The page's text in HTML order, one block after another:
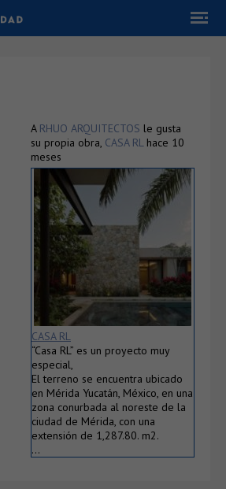
A RHUO ARQUITECTOS le gusta
su propia obra, CASA RL hace 10
meses
CASA RL
“Casa RL” es un proyecto muy
especial,
El terreno se encuentra ubicado
en Mérida Yucatán, México, en una
zona conurbada al noreste de la
ciudad de Mérida, con una
extensión de 1,287.80. m2.
…